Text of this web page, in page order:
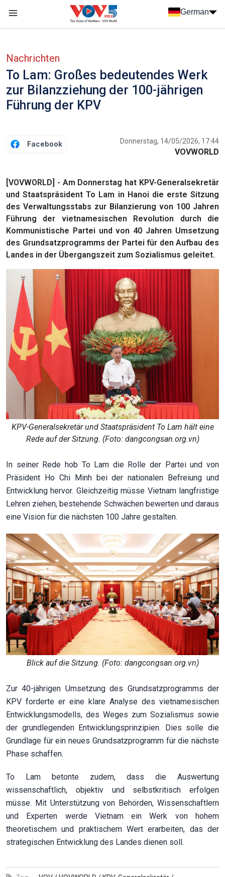
German
Nachrichten
To Lam: Großes bedeutendes Werk
zur Bilanzziehung der 100-jährigen
Führung der KPV
Facebook Donnerstag, 14/05/2026, 17:44
VOVWORLD
[VOVWORLD] - Am Donnerstag hat KPV-Generalsekretär
und Staatspräsident To Lam in Hanoi die erste Sitzung
des Verwaltungsstabs zur Bilanzierung von 100 Jahren
Führung der vietnamesischen Revolution durch die
Kommunistische Partei und von 40 Jahren Umsetzung
des Grundsatzprogramms der Partei für den Aufbau des
Landes in der Übergangszeit zum Sozialismus geleitet.
KPV-Generalsekretär und Staatspräsident To Lam hält eine
Rede auf der Sitzung. (Foto: dangcongsan.org.vn)
In seiner Rede hob To Lam die Rolle der Partei und von
Präsident Ho Chi Minh bei der nationalen Befreiung und
Entwicklung hervor. Gleichzeitig müsse Vietnam langfristige
Lehren ziehen, bestehende Schwächen bewerten und daraus
eine Vision für die nächsten 100 Jahre gestalten.
Blick auf die Sitzung. (Foto: dangcongsan.org.vn)
Zur 40-jährigen Umsetzung des Grundsatzprogramms der
KPV forderte er eine klare Analyse des vietnamesischen
Entwicklungsmodells, des Weges zum Sozialismus sowie
der grundlegenden Entwicklungsprinzipien. Dies solle die
Grundlage für ein neues Grundsatzprogramm für die nächste
Phase schaffen.
To Lam betonte zudem, dass die Auswertung
wissenschaftlich, objektiv und selbstkritisch erfolgen
müsse. Mit Unterstützung von Behörden, Wissenschaftlern
und Experten werde Vietnam ein Werk von hohem
theoretischem und praktischem Wert erarbeiten, das der
strategischen Entwicklung des Landes dienen soll.